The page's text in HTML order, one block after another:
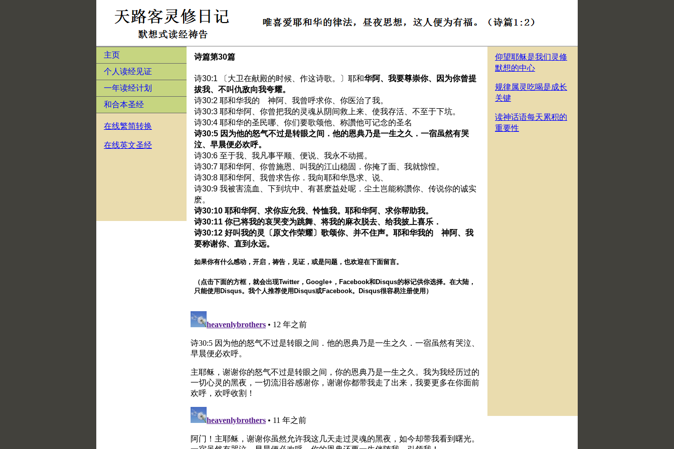
主页
个人读经见证
一年读经计划
和合本圣经
在线繁简转换
在线英文圣经
诗篇第30篇
诗30:1 〔大卫在献殿的时候、作这诗歌。〕耶和华阿、我要尊崇你、因为你曾提
拔我、不叫仇敌向我夸耀。
诗30:2 耶和华我的 神阿、我曾呼求你、你医治了我。
诗30:3 耶和华阿、你曾把我的灵魂从阴间救上来、使我存活、不至于下坑。
诗30:4 耶和华的圣民哪、你们要歌颂他、称讚他可记念的圣名
诗30:5 因为他的怒气不过是转眼之间．他的恩典乃是一生之久．一宿虽然有哭
泣、早晨便必欢呼。
诗30:6 至于我、我凡事平顺、便说、我永不动摇。
诗30:7 耶和华阿、你曾施恩、叫我的江山稳固．你掩了面、我就惊惶。
诗30:8 耶和华阿、我曾求告你．我向耶和华恳求、说、
诗30:9 我被害流血、下到坑中、有甚麽益处呢．尘土岂能称讚你、传说你的诚实
麽。
诗30:10 耶和华阿、求你应允我、怜恤我。耶和华阿、求你帮助我。
诗30:11 你已将我的哀哭变为跳舞、将我的麻衣脱去、给我披上喜乐．
诗30:12 好叫我的灵〔原文作荣耀〕歌颂你、并不住声。耶和华我的 神阿、我
要称谢你、直到永远。
如果你有什么感动，开启，祷告，见证，或是问题，也欢迎在下面留言。
（点击下面的方框，就会出现Twitter，Google+，Facebook和Disqus的标记供你选择。在大陆，
只能使用Disqus。我个人推荐使用Disqus或Facebook。Disqus很容易注册使用）
仰望耶稣是我们灵修
默想的中心
规律属灵吃喝是成长
关键
读神话语每天累积的
重要性